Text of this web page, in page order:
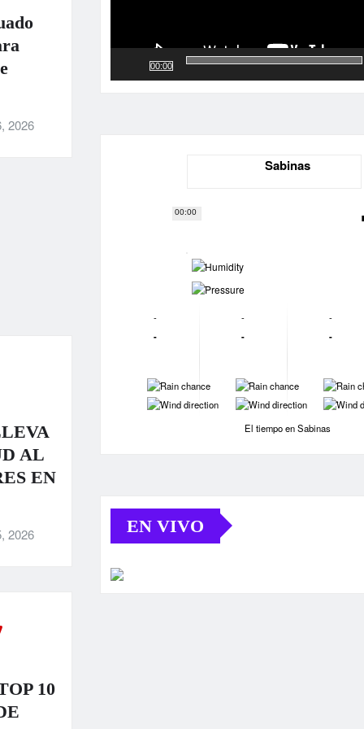
2026
AL
EN
2026
10
00:00
00:00
Sabinas
-
-
-
-
-
-
-
-
-
-
-
-
-
-
El tiempo en Sabinas
EN VIVO